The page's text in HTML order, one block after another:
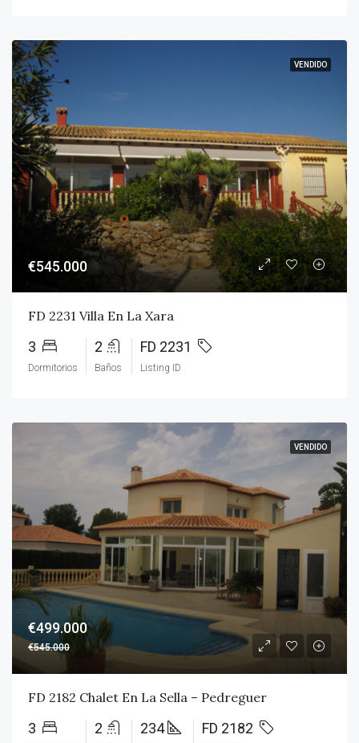
VENDIDO
€545.000
FD 2231 Villa En La Xara
3
Dormitorios
2
Baños
FD 2231
Listing ID
VENDIDO
€499.000
€545.000
FD 2182 Chalet En La Sella – Pedreguer
3 2 234 FD 2182